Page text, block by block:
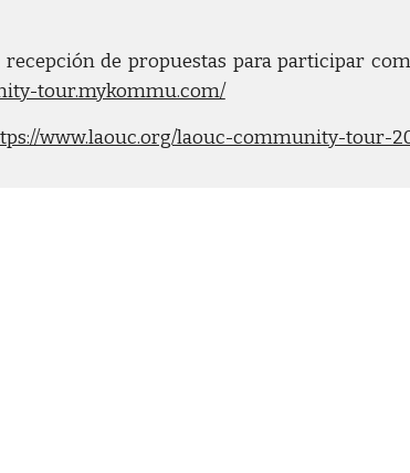
de propuestas para participar
tour.mykommu.com/
www.laouc.org/laouc-community-tour-